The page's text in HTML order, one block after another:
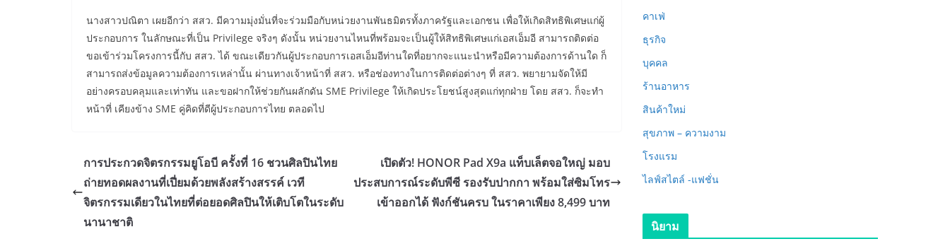
นางสาวปณิตา เผยอีกว่า สสว. มีความมุ่งมั่นที่จะร่วมมือกับหน่วยงานพันธมิตรทั้งภาครัฐและเอกชน เพื่อให้เกิดสิทธิพิเศษแก่ผู้
ประกอบการ ในลักษณะที่เป็น Privilege จริงๆ ดังนั้น หน่วยงานไหนที่พร้อมจะเป็นผู้ให้สิทธิพิเศษแก่เอสเอ็มอี สามารถติดต่อ
ขอเข้าร่วมโครงการนี้กับ สสว. ได้ ขณะเดียวกันผู้ประกอบการเอสเอ็มอีท่านใดที่อยากจะแนะนำหรือมีความต้องการด้านใด ก็
สามารถส่งข้อมูลความต้องการเหล่านั้น ผ่านทางเจ้าหน้าที่ สสว. หรือช่องทางในการติดต่อต่างๆ ที่ สสว. พยายามจัดให้มี
อย่างครอบคลุมและเท่าทัน และขอฝากให้ช่วยกันผลักดัน SME Privilege ให้เกิดประโยชน์สูงสุดแก่ทุกฝ่าย โดย สสว. ก็จะทำ
หน้าที่ เคียงข้าง SME คู่คิดที่ดีผู้ประกอบการไทย ตลอดไป
การประกวดจิตรกรรมยูโอบี ครั้งที่ 16 ชวนศิลปินไทย
ถ่ายทอดผลงานที่เปี่ยมด้วยพลังสร้างสรรค์ เวที
จิตรกรรมเดียวในไทยที่ต่อยอดศิลปินให้เติบโตในระดับ
นานาชาติ
เปิดตัว! HONOR Pad X9a แท็บเล็ตจอใหญ่ มอบ
ประสบการณ์ระดับพีซี รองรับปากกา พร้อมใส่ซิมโทร
เข้าออกได้ ฟังก์ชันครบ ในราคาเพียง 8,499 บาท
คาเฟ่
ธุรกิจ
บุคคล
ร้านอาหาร
สินค้าใหม่
สุขภาพ – ความงาม
โรงแรม
ไลฟ์สไตล์ -แฟชั่น
นิยาม